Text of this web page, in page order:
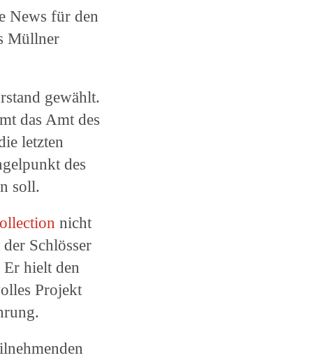
News für den
Müllner
gewählt.
das Amt des
letzten
des
soll.
nicht
Schlösser
hielt den
Projekt